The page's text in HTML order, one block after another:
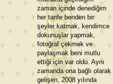
zaman içinde denediğim
her tarife benden bir
şeyler katmak, kendimce
dokunuşlar yapmak,
fotoğraf çekmek ve
paylaşmak beni mutlu
ettiği için var oldu. Aynı
zamanda ona bağlı olarak
gelişen, 2008 yılında